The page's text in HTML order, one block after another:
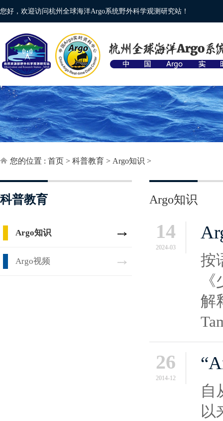
您好，欢迎访问杭州全球海洋Argo系统野外科学观测研究站！
您的位置 : 首页 > 科普教育 > Argo知识 >
科普教育
Argo知识
Argo视频
Argo知识
14
2024-03
按
解
26
2014-12
自
以